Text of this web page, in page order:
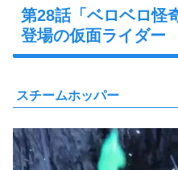
第28話「ベロベロ怪
登場の仮面ライダー
スチームホッパー